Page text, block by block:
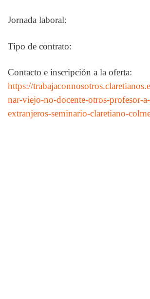
Jornada laboral:
Tipo de contrato:
Contacto e inscripción a la oferta:
https://
nar-viejo-no-docente-otros-profesor-
extranjeros-seminario-claretiano-